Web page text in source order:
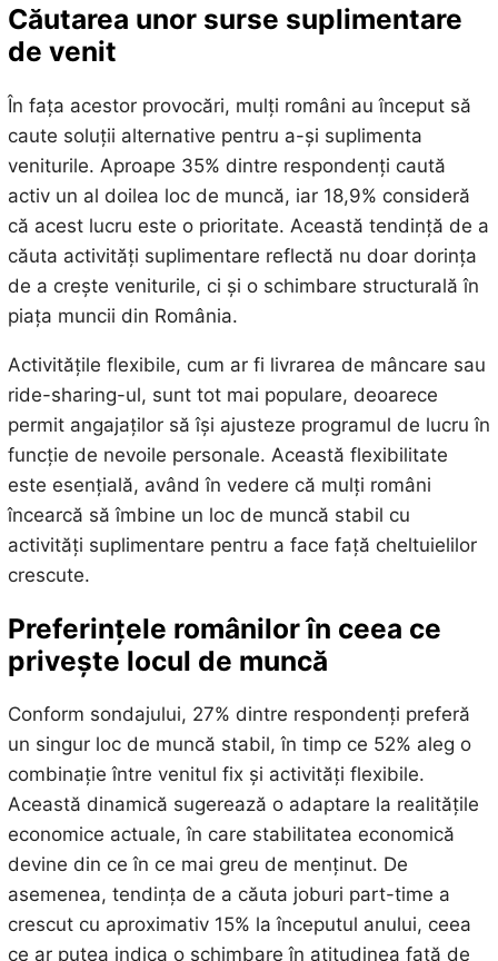
Căutarea unor surse suplimentare
de venit
În fața acestor provocări, mulți români au început să
caute soluții alternative pentru a-și suplimenta
veniturile. Aproape 35% dintre respondenți caută
activ un al doilea loc de muncă, iar 18,9% consideră
că acest lucru este o prioritate. Această tendință de a
căuta activități suplimentare reflectă nu doar dorința
de a crește veniturile, ci și o schimbare structurală în
piața muncii din România.
Activitățile flexibile, cum ar fi livrarea de mâncare sau
ride-sharing-ul, sunt tot mai populare, deoarece
permit angajaților să își ajusteze programul de lucru în
funcție de nevoile personale. Această flexibilitate
este esențială, având în vedere că mulți români
încearcă să îmbine un loc de muncă stabil cu
activități suplimentare pentru a face față cheltuielilor
crescute.
Preferințele românilor în ceea ce
privește locul de muncă
Conform sondajului, 27% dintre respondenți preferă
un singur loc de muncă stabil, în timp ce 52% aleg o
combinație între venitul fix și activități flexibile.
Această dinamică sugerează o adaptare la realitățile
economice actuale, în care stabilitatea economică
devine din ce în ce mai greu de menținut. De
asemenea, tendința de a căuta joburi part-time a
crescut cu aproximativ 15% la începutul anului, ceea
ce ar putea indica o schimbare în atitudinea față de